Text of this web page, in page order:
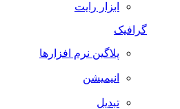
ابزار رایت
گرافیک
پلاگین نرم افزارها
انیمیشن
تبدیل